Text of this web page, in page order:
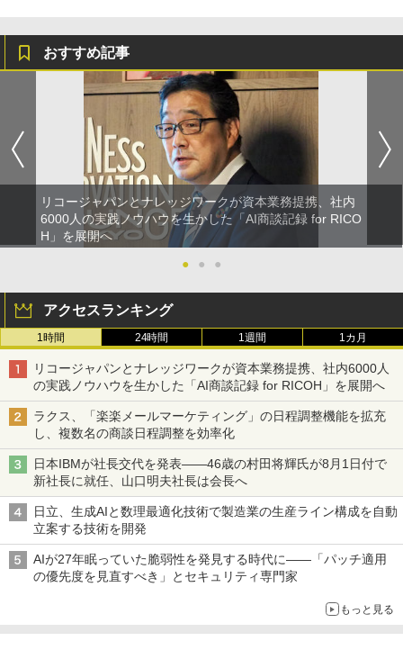
おすすめ記事
リコージャパンとナレッジワークが資本業務提携、社内
6000人の実践ノウハウを生かした「AI商談記録 for RICO
H」を展開へ
●
● ●
アクセスランキング
1時間 24時間 1週間 1カ月
リコージャパンとナレッジワークが資本業務提携、社内6000人
の実践ノウハウを生かした「AI商談記録 for RICOH」を展開へ
ラクス、「楽楽メールマーケティング」の日程調整機能を拡充
し、複数名の商談日程調整を効率化
日本IBMが社長交代を発表――46歳の村田将輝氏が8月1日付で
新社長に就任、山口明夫社長は会長へ
日立、生成AIと数理最適化技術で製造業の生産ライン構成を自動
立案する技術を開発
AIが27年眠っていた脆弱性を発見する時代に――「パッチ適用
の優先度を見直すべき」とセキュリティ専門家
もっと見る